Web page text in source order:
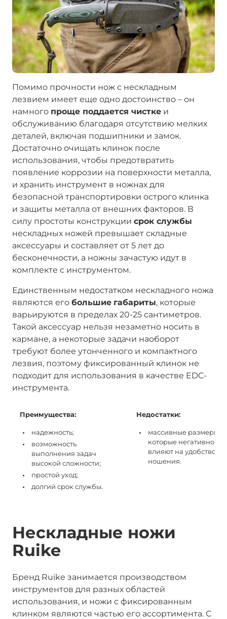
Помимо прочности нож с нескладным
лезвием имеет еще одно достоинство – он
намного проще поддается чистке и
обслуживанию благодаря отсутствию мелких
деталей, включая подшипники и замок.
Достаточно очищать клинок после
использования, чтобы предотвратить
появление коррозии на поверхности металла,
и хранить инструмент в ножнах для
безопасной транспортировки острого клинка
и защиты металла от внешних факторов. В
силу простоты конструкции срок службы
нескладных ножей превышает складные
аксессуары и составляет от 5 лет до
бесконечности, а ножны зачастую идут в
комплекте с инструментом.
Единственным недостатком нескладного ножа
являются его большие габариты, которые
варьируются в пределах 20-25 сантиметров.
Такой аксессуар нельзя незаметно носить в
кармане, а некоторые задачи наоборот
требуют более утонченного и компактного
лезвия, поэтому фиксированный клинок не
подходит для использования в качестве EDC-
инструмента.
Преимущества:
надежность;
возможность
выполнения задач
высокой сложности;
простой уход;
долгий срок службы.
Недостатки:
массивные размеры,
которые негативно
влияют на удобство
ношения.
Нескладные ножи
Ruike
Бренд Ruike занимается производством
инструментов для разных областей
использования, и ножи с фиксированным
клинком являются частью его ассортимента. С